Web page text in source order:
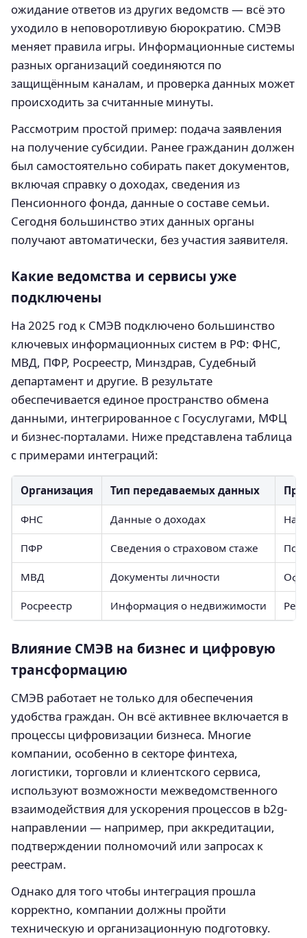
ожидание ответов из других ведомств — всё это
уходило в неповоротливую бюрократию. СМЭВ
меняет правила игры. Информационные системы
разных организаций соединяются по
защищённым каналам, и проверка данных может
происходить за считанные минуты.
Рассмотрим простой пример: подача заявления
на получение субсидии. Ранее гражданин должен
был самостоятельно собирать пакет документов,
включая справку о доходах, сведения из
Пенсионного фонда, данные о составе семьи.
Сегодня большинство этих данных органы
получают автоматически, без участия заявителя.
Какие ведомства и сервисы уже
подключены
На 2025 год к СМЭВ подключено большинство
ключевых информационных систем в РФ: ФНС,
МВД, ПФР, Росреестр, Минздрав, Судебный
департамент и другие. В результате
обеспечивается единое пространство обмена
данными, интегрированное с Госуслугами, МФЦ
и бизнес-порталами. Ниже представлена таблица
с примерами интеграций:
Организация Тип передаваемых данных
ФНС Данные о доходах
ПФР Сведения о страховом стаже
МВД Документы личности
Росреестр Информация о недвижимости
Влияние СМЭВ на бизнес и цифровую
трансформацию
СМЭВ работает не только для обеспечения
удобства граждан. Он всё активнее включается в
процессы цифровизации бизнеса. Многие
компании, особенно в секторе финтеха,
логистики, торговли и клиентского сервиса,
используют возможности межведомственного
взаимодействия для ускорения процессов в b2g-
направлении — например, при аккредитации,
подтверждении полномочий или запросах к
реестрам.
Однако для того чтобы интеграция прошла
корректно, компании должны пройти
техническую и организационную подготовку.